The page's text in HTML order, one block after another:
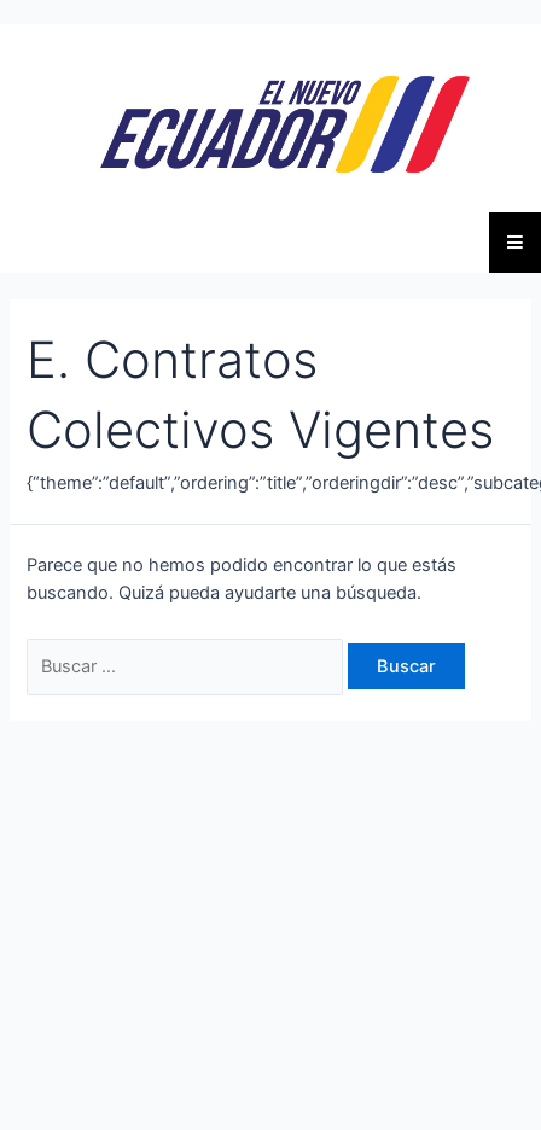
E. Contratos
Colectivos Vigentes
Parece que no hemos podido encontrar lo que estás
buscando. Quizá pueda ayudarte una búsqueda.